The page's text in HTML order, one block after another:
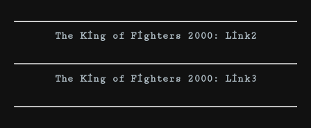
The King of Fighters 2000: Link2
The King of Fighters 2000: Link3